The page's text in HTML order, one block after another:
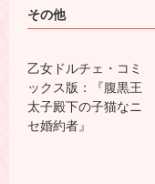
その他
乙女ドルチェ・コミ
ックス版：『腹黒王
太子殿下の子猫なニ
セ婚約者』